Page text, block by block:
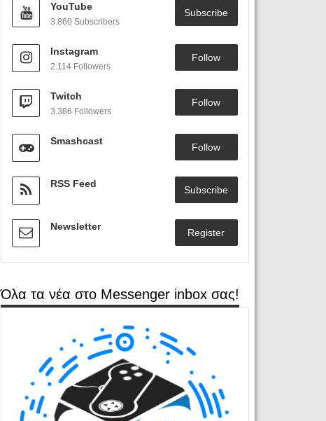
YouTube
3.860 Subscribers
Subscribe
Instagram
2.114 Followers
Follow
Twitch
3.386 Followers
Follow
Smashcast
Follow
RSS Feed
Subscribe
Newsletter
Register
Όλα τα νέα στο Messenger inbox σας!